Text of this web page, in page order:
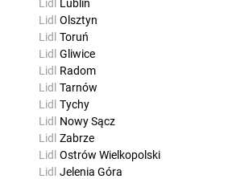
Lidl Lublin
Lidl Olsztyn
Lidl Toruń
Lidl Gliwice
Lidl Radom
Lidl Tarnów
Lidl Tychy
Lidl Nowy Sącz
Lidl Zabrze
Lidl Ostrów Wielkopolski
Lidl Jelenia Góra